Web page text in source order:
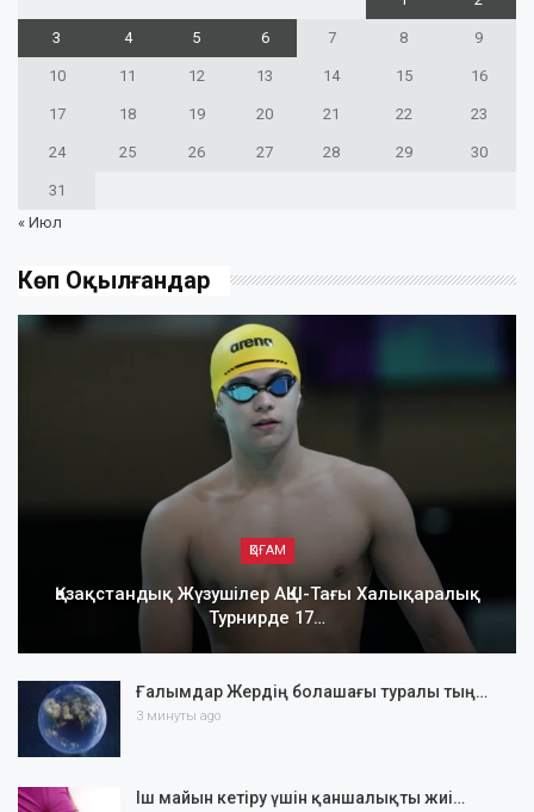
3 4 5 6 7 8 9
10 11 12 13 14 15 16
17 18 19 20 21 22 23
24 25 26 27 28 29 30
31
« Июл
Көп Оқылғандар
ҚОҒАМ
Қазақстандық Жүзушілер АҚШ-Тағы Халықаралық
Турнирде 17…
Ғалымдар Жердің болашағы туралы тың…
3 минуты ago
Іш майын кетіру үшін қаншалықты жиі…